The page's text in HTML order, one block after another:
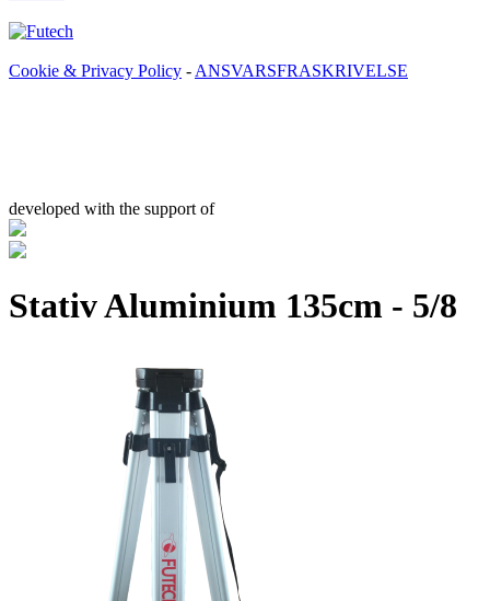
Cookie & Privacy Policy - ANSVARSFRASKRIVELSE
developed with the support of
Stativ Aluminium 135cm - 5/8